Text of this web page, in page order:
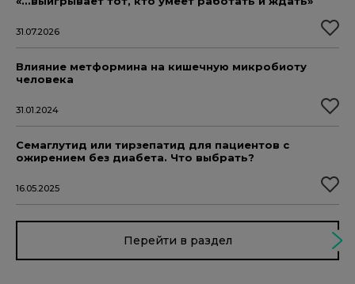
31.07.2026
Влияние метформина на кишечную микробиоту
человека
31.01.2024
Семаглутид или тирзепатид для пациентов с
ожирением без диабета. Что выбрать?
16.05.2025
Перейти в раздел